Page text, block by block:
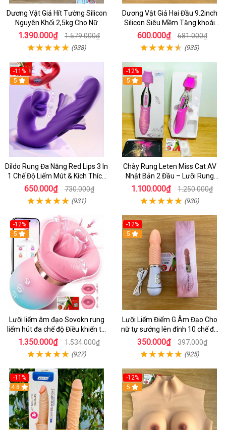
Dương Vật Giả Hít Tường Silicon
Nguyên Khối 2,5kg Cho Nữ
1.390.000₫ 1.579.000₫
(938)
Dương Vật Giả Hai Đầu 9.2inch
Silicon Siêu Mềm Tăng khoái
Cảm Đôi Đỉnh Cao
600.000₫ 681.000₫
(935)
-11%
5
Dildo Rung Đa Năng Red Lips 3 In
1 Chế Độ Liếm Mút & Kích Thích
Điểm G
650.000₫ 730.000₫
(931)
-12%
5
Chày Rung Leten Miss Cat AV
Nhật Bản 2 Đầu – Lưỡi Rung
Siêu Mạnh Kết Hợp Sưởi Ấm Cho
Nữ Sung Sướng
1.100.000₫ 1.250.000₫
(930)
-12%
5
Lưỡi liếm âm đạo Sovokn rung
liếm hút đa chế độ Điều khiển từ
xa qua app
1.350.000₫ 1.534.000₫
(927)
-12%
5
Lưỡi Liếm Điểm G Âm Đạo Cho
nữ tự sướng lên đỉnh 10 chế độ
rung giá tốt
350.000₫ 397.000₫
(925)
-11%
4.8
-12%
5